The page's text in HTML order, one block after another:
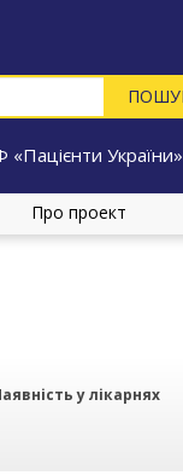
«Пацієнти України»
Про проект
у лікарнях